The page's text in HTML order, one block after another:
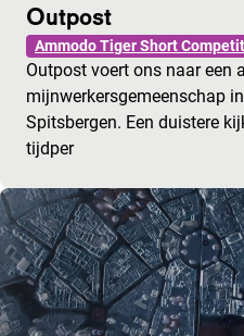
Outpost
Ammodo Tiger Short
Outpost voert ons naar een
mijnwerkersgemeenschap
Spitsbergen. Een duistere
tijdper